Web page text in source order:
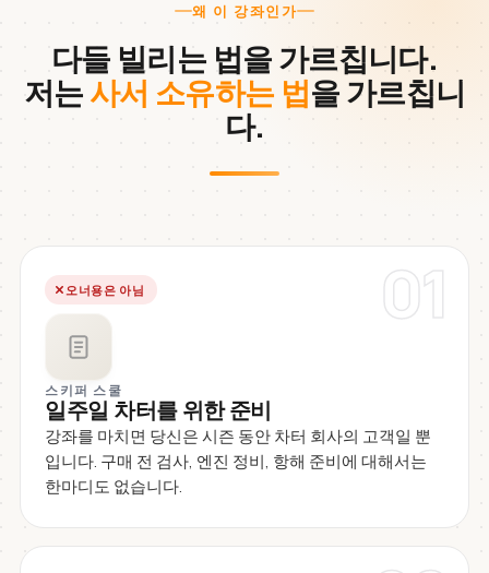
왜 이 강좌인가
다들 빌리는 법을 가르칩니다.
저는사서 소유하는 법을 가르칩니
다.
01
오너용은 아님
스키퍼 스쿨
일주일 차터를 위한 준비
강좌를 마치면 당신은 시즌 동안 차터 회사의 고객일 뿐
입니다. 구매 전 검사, 엔진 정비, 항해 준비에 대해서는
한마디도 없습니다.